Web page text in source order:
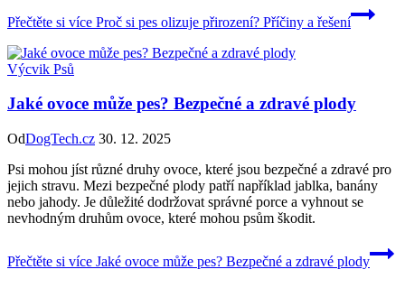
Přečtěte si více Proč si pes olizuje přirození? Příčiny a řešení
Výcvik Psů
Jaké ovoce může pes? Bezpečné a zdravé plody
OdDogTech.cz 30. 12. 2025
Psi mohou jíst různé druhy ovoce, které jsou bezpečné a zdravé pro
jejich stravu. Mezi bezpečné plody patří například jablka, banány
nebo jahody. Je důležité dodržovat správné porce a vyhnout se
nevhodným druhům ovoce, které mohou psům škodit.
Přečtěte si více Jaké ovoce může pes? Bezpečné a zdravé plody